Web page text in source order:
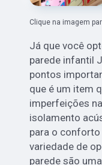
Clique na imagem
Já que você
parede infantil
pontos
que é um item
imperfeições
isolamento
para o conforto
variedade de
parede são